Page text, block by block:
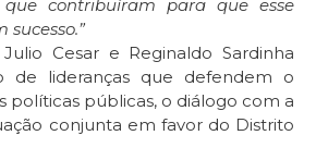
contribuíram para que esse
sucesso.”
Cesar e Reginaldo Sardinha
de lideranças que defendem o
políticas públicas, o diálogo com a
conjunta em favor do Distrito